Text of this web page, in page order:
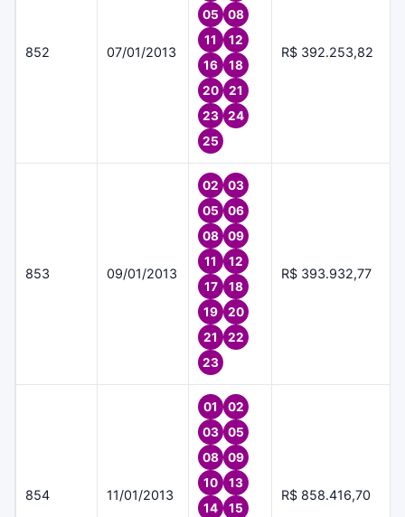
852 07/01/2013
05
08
11
12
16
18
20
21
23
24
25
R$ 392.253,82
853 09/01/2013
02
03
05
06
08
09
11
12
17
18
19
20
21
22
23
R$ 393.932,77
854 11/01/2013
01
02
03
05
08
09
10
13
14
15
R$ 858.416,70